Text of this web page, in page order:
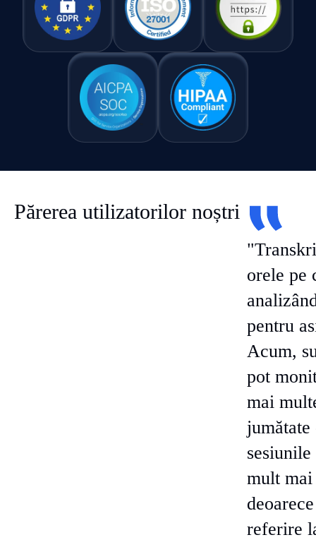
Părerea utilizatorilor noștri
orele pe
pentru
Acum,
pot
mai
mult
referire